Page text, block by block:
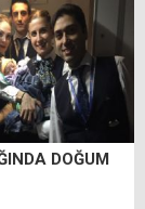
DOĞUM